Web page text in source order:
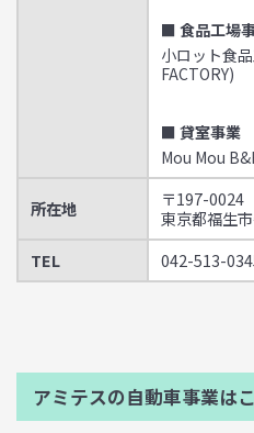
■ 食品工場
小ロット食
FACTORY)
■ 貸室事業
Mou Mou
所在地
〒197-0024
東京都福生
TEL
042-513-
アミテスの自動車事業は